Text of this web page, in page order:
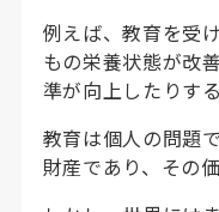
例えば、教育を受
もの栄養状態が改
準が向上したりす
教育は個人の問題
財産であり、その